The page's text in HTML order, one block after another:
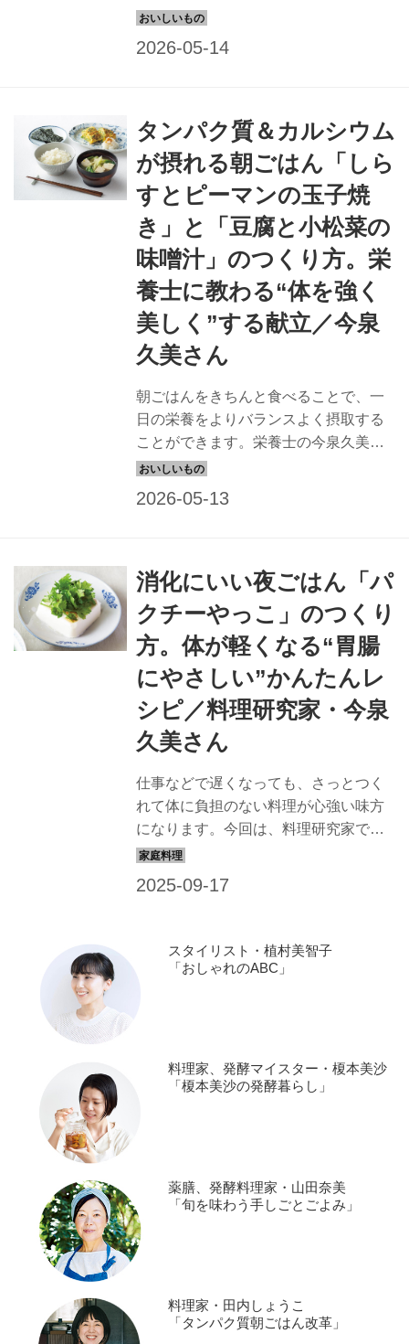
んに、タンパク質、カルシウム、野菜
献立です。（天然生活2025年6月号掲
載）
タンパク質＆カルシウム
が摂れる朝ごはん「しら
すとピーマンの玉子焼
き」と「豆腐と小松菜の
味噌汁」のつくり方。栄
養士に教わる“体を強く
美しく”する献立／今泉
久美さん
朝ごはんをきちんと食べることで、一
日の栄養をよりバランスよく摂取する
ことができます。栄養士の今泉久美さ
んに、タンパク質、カルシウム、野菜
立です。（天然生活2025年6月号掲
載）
消化にいい夜ごはん「パ
クチーやっこ」のつくり
方。体が軽くなる“胃腸
にやさしい”かんたんレ
シピ／料理研究家・今泉
久美さん
仕事などで遅くなっても、さっとつく
れて体に負担のない料理が心強い味方
になります。今回は、料理研究家で栄
養士の今泉久美さんに、消化のいい夜
スタイリスト・植村美智子
「おしゃれのABC」
料理家、発酵マイスター・榎本美沙
「榎本美沙の発酵暮らし」
薬膳、発酵料理家・山田奈美
「旬を味わう手しごとごよみ」
料理家・田内しょうこ
「タンパク質朝ごはん改革」